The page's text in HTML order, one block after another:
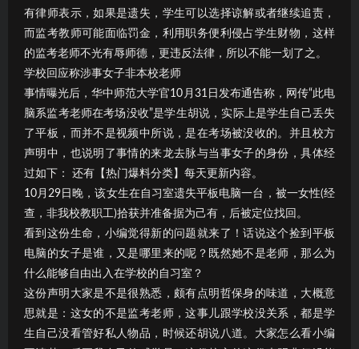
有律师表示，如果是遗失，学生可以选择谅解或者继续追责，
而监考教师可能面临罚金，利用职务便利侵占学生财物，这样
的监考老师不光有辱师德，更违反法律，所以不能一划了之。
学校回应称涉事女子非本校老师
事情曝光后，华中师范大学官10月31日发布通告称，网传“此电
脑系监考老师在考场没收”是学生胡说，实际上是学生自己丢失
了平板，而并不是视频中所说，是在考场被没收的。并且校方
声明中，也说明了事情的来龙去脉与当事女子的身份，具体经
过如下： 还有【热门爆料分类】每天更新内容。
10月29日晚，该女生在自习室遗失平板电脑一台，被一女性(经
查，非我校教职工)拾获并准备据为己有，后被定位找回。
看到这份生命，小编觉得新的问题就来了！话说这个捡到平板
电脑的女子是谁，又是哪里来的呢？既然她不是老师，那么为
什么能够自由出入在学校的自习室？
这份声明大家是不是很熟悉，颇有点明哲保身的味道，大概意
思就是：这女的不是监考老师，这事儿跟学校没关系，都是学
生自己没看管好私人物品，时候还胡说八道。大家怎么看小编